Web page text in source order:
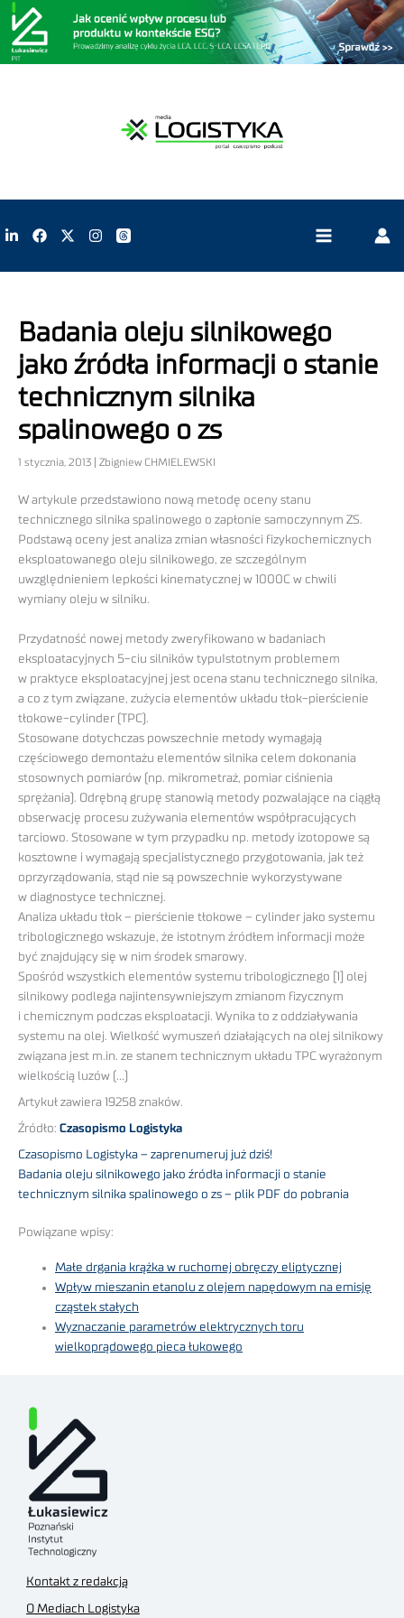
Badania oleju silnikowego
jako źródła informacji o stanie
technicznym silnika
spalinowego o zs
1 stycznia, 2013 | Zbigniew CHMIELEWSKI
W artykule przedstawiono nową metodę oceny stanu
technicznego silnika spalinowego o zapłonie samoczynnym ZS.
Podstawą oceny jest analiza zmian własności fizykochemicznych
eksploatowanego oleju silnikowego, ze szczególnym
uwzględnieniem lepkości kinematycznej w 1000C w chwili
wymiany oleju w silniku.
Przydatność nowej metody zweryfikowano w badaniach
eksploatacyjnych 5-ciu silników typuIstotnym problemem
w praktyce eksploatacyjnej jest ocena stanu technicznego silnika,
a co z tym związane, zużycia elementów układu tłok-pierścienie
tłokowe-cylinder (TPC).
Stosowane dotychczas powszechnie metody wymagają
częściowego demontażu elementów silnika celem dokonania
stosownych pomiarów (np. mikrometraż, pomiar ciśnienia
sprężania). Odrębną grupę stanowią metody pozwalające na ciągłą
obserwację procesu zużywania elementów współpracujących
tarciowo. Stosowane w tym przypadku np. metody izotopowe są
kosztowne i wymagają specjalistycznego przygotowania, jak też
oprzyrządowania, stąd nie są powszechnie wykorzystywane
w diagnostyce technicznej.
Analiza układu tłok – pierścienie tłokowe – cylinder jako systemu
tribologicznego wskazuje, że istotnym źródłem informacji może
być znajdujący się w nim środek smarowy.
Spośród wszystkich elementów systemu tribologicznego [1] olej
silnikowy podlega najintensywniejszym zmianom fizycznym
i chemicznym podczas eksploatacji. Wynika to z oddziaływania
systemu na olej. Wielkość wymuszeń działających na olej silnikowy
związana jest m.in. ze stanem technicznym układu TPC wyrażonym
wielkością luzów (…)
Artykuł zawiera 19258 znaków.
Źródło: Czasopismo Logistyka
Czasopismo Logistyka – zaprenumeruj już dziś!
Badania oleju silnikowego jako źródła informacji o stanie
technicznym silnika spalinowego o zs – plik PDF do pobrania
Powiązane wpisy:
Małe drgania krążka w ruchomej obręczy eliptycznej
Wpływ mieszanin etanolu z olejem napędowym na emisję
cząstek stałych
Wyznaczanie parametrów elektrycznych toru
wielkoprądowego pieca łukowego
Kontakt z redakcją
O Mediach Logistyka